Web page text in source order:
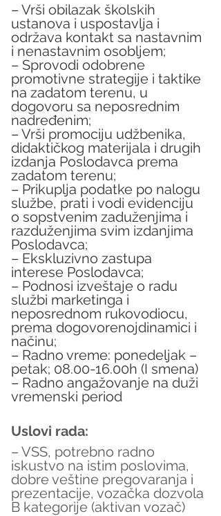
– Vrši obilazak školskih
ustanova i uspostavlja i
održava kontakt sa nastavnim
i nenastavnim osobljem;
– Sprovodi odobrene
promotivne strategije i taktike
na zadatom terenu, u
dogovoru sa neposrednim
nadređenim;
– Vrši promociju udžbenika,
didaktičkog materijala i drugih
izdanja Poslodavca prema
zadatom terenu;
– Prikuplja podatke po nalogu
službe, prati i vodi evidenciju
o sopstvenim zaduženjima i
razduženjima svim izdanjima
Poslodavca;
– Ekskluzivno zastupa
interese Poslodavca;
– Podnosi izveštaje o radu
službi marketinga i
neposrednom rukovodiocu,
prema dogovorenojdinamici i
načinu;
– Radno vreme: ponedeljak –
petak; 08.00-16.00h (I smena)
– Radno angažovanje na duži
vremenski period
Uslovi rada:
– VSS, potrebno radno
iskustvo na istim poslovima,
dobre veštine pregovaranja i
prezentacije, vozačka dozvola
B kategorije (aktivan vozač)